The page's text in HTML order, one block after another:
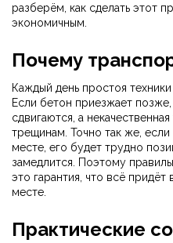
разберём, как сделать этот
экономичным.
Почему
Каждый день простоя
Если бетон приезжает
сдвигаются, а
трещинам. Точно так же,
месте, его будет трудно
замедлится. Поэтому
это гарантия, что всё
месте.
Практические